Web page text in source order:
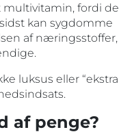
multivitamin, fordi de
kan sygdomme
af næringsstoffer,
luksus eller “ekstra
af penge?